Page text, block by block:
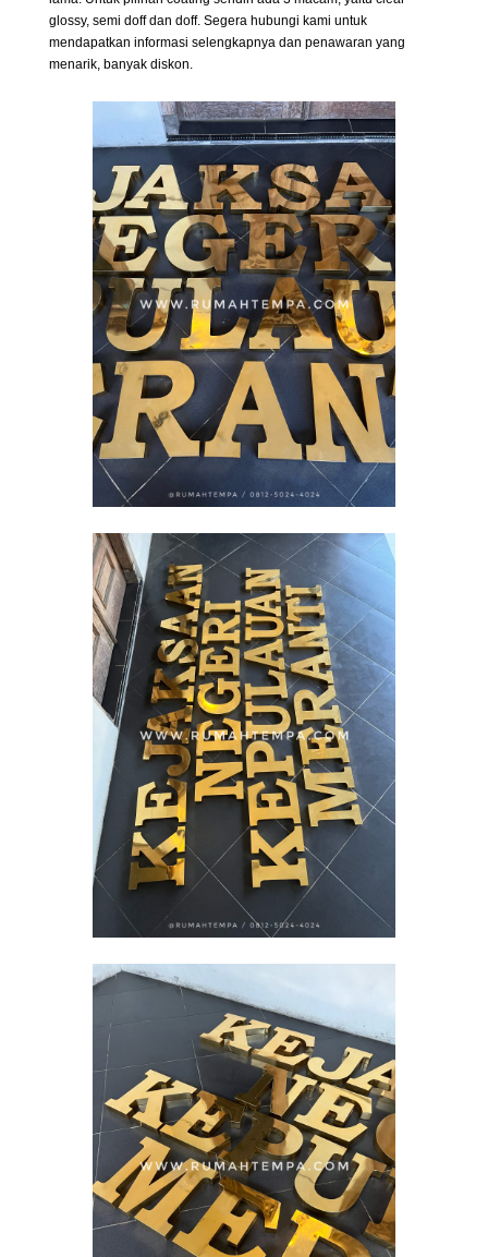
glossy, semi doff dan doff. Segera hubungi kami untuk
mendapatkan informasi selengkapnya dan penawaran yang
menarik, banyak diskon.